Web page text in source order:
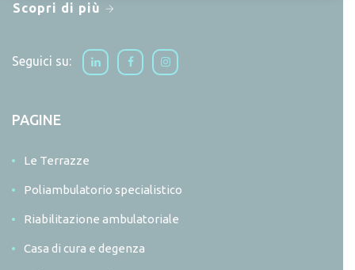
Scopri di più
Seguici su:
PAGINE
Le Terrazze
Poliambulatorio specialistico
Riabilitazione ambulatoriale
Casa di cura e degenza